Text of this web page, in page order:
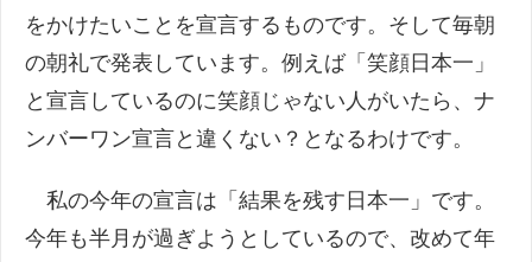
をかけたいことを宣言するものです。そして毎朝
の朝礼で発表しています。例えば「笑顔日本一」
と宣言しているのに笑顔じゃない人がいたら、ナ
ンバーワン宣言と違くない？となるわけです。
私の今年の宣言は「結果を残す日本一」です。
今年も半月が過ぎようとしているので、改めて年